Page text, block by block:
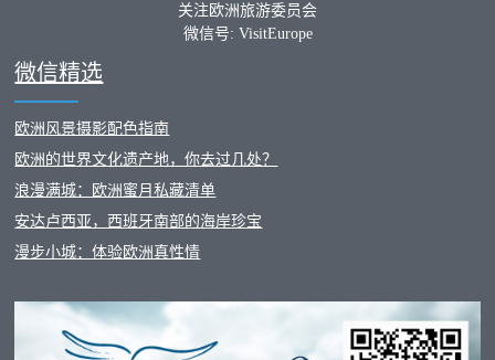
关注欧洲旅游委员会
微信号: VisitEurope
微信精选
欧洲风景摄影配色指南
欧洲的世界文化遗产地，你去过几处？
浪漫满城：欧洲蜜月私藏清单
安达卢西亚，西班牙南部的海岸珍宝
漫步小城：体验欧洲真性情